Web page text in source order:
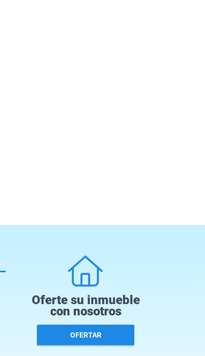
Oferte su inmueble
con nosotros
OFERTAR